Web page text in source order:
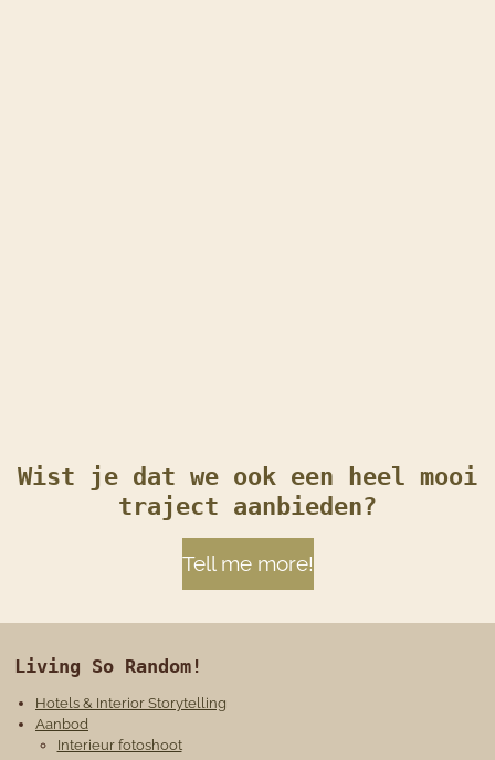
Wist je dat we ook een heel mooi
traject aanbieden?
Tell me more!
Living So Random!
Hotels & Interior Storytelling
Aanbod
Interieur fotoshoot